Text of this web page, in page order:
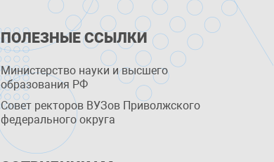
ПОЛЕЗНЫЕ ССЫЛКИ
Министерство науки и высшего
образования РФ
Совет ректоров ВУЗов Приволжского
федерального округа